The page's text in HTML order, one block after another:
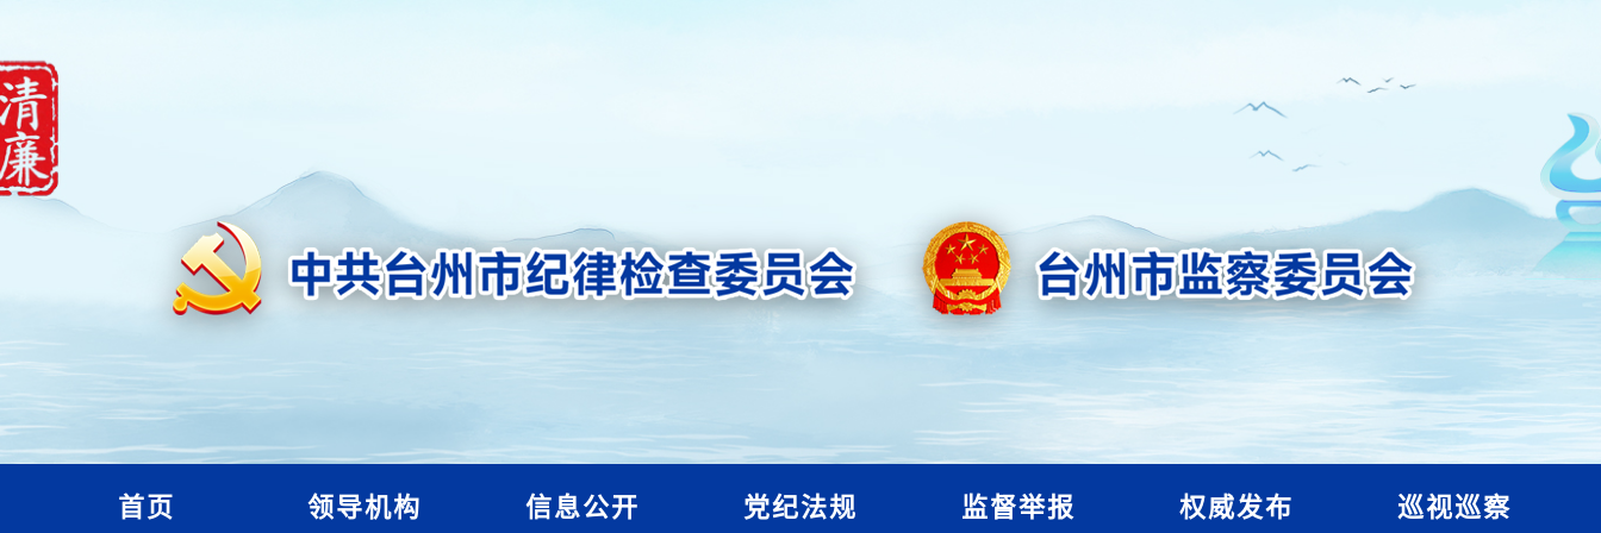
首页 领导机构 信息公开 党纪法规 监督举报 权威发布 巡视巡察